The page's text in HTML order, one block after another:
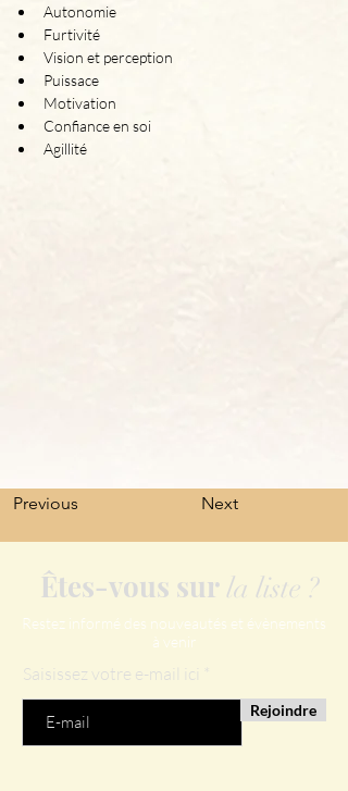
Autonomie
Furtivité
Vision et perception
Puissace
Motivation
Confiance en soi
Agillité
Previous Next
Êtes-vous sur la liste ?
Restez informé des nouveautés et évènements
à venir
Saisissez votre e-mail ici
Rejoindre